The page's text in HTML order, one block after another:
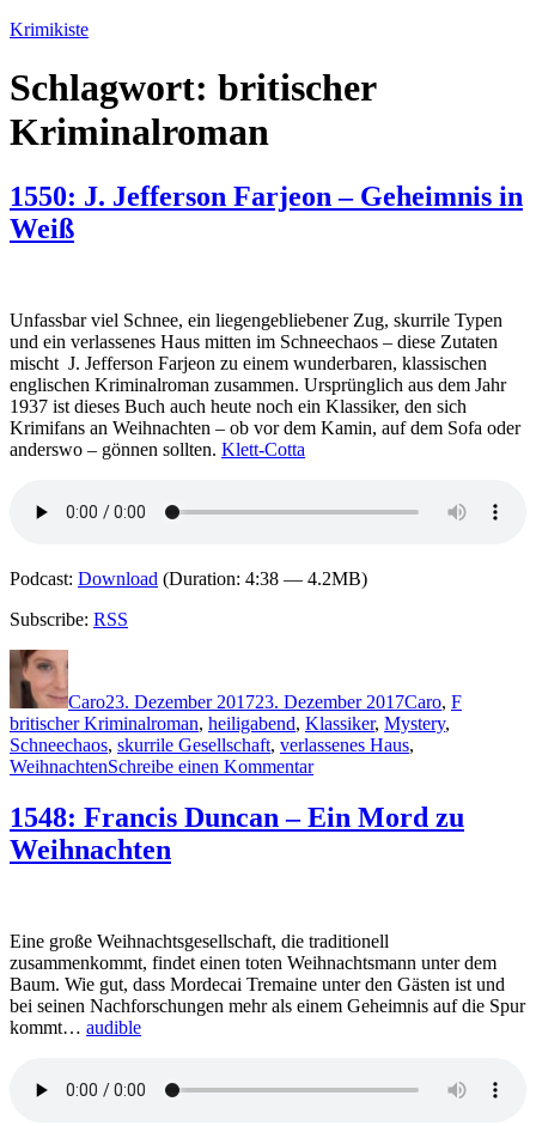
Zum
springen
Krimikiste
Schlagwort: britischer
Kriminalroman
1550: J. Jefferson Farjeon – Geheimnis in
Weiß
Unfassbar viel Schnee, ein liegengebliebener Zug, skurrile Typen
und ein verlassenes Haus mitten im Schneechaos – diese Zutaten
mischt J. Jefferson Farjeon zu einem wunderbaren, klassischen
englischen Kriminalroman zusammen. Ursprünglich aus dem Jahr
1937 ist dieses Buch auch heute noch ein Klassiker, den sich
Krimifans an Weihnachten – ob vor dem Kamin, auf dem Sofa oder
anderswo – gönnen sollten. Klett-Cotta
Podcast: Download (Duration: 4:38 — 4.2MB)
Subscribe: RSS
Autor
Caro23. Dezember 201723. Dezember 2017Caro, F
britischer Kriminalroman, heiligabend, Klassiker, Mystery,
Schneechaos, skurrile Gesellschaft, verlassenes Haus,
WeihnachtenSchreibe einen Kommentarzu
J.
Jefferson
Weiß
1548: Francis Duncan – Ein Mord zu
Weihnachten
Eine große Weihnachtsgesellschaft, die traditionell
zusammenkommt, findet einen toten Weihnachtsmann unter dem
Baum. Wie gut, dass Mordecai Tremaine unter den Gästen ist und
bei seinen Nachforschungen mehr als einem Geheimnis auf die Spur
kommt… audible